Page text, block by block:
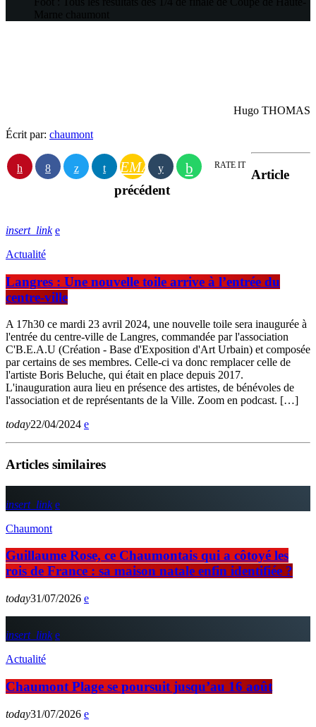
Marne chaumont
Hugo THOMAS
Écrit par: chaumont
EMAIL RATE IT
Article
précédent
insert_link
Actualité
Langres : Une nouvelle toile arrive à l’entrée du
centre-ville
A 17h30 ce mardi 23 avril 2024, une nouvelle toile sera inaugurée à
l'entrée du centre-ville de Langres, commandée par l'association
C'B.E.A.U (Création - Base d'Exposition d'Art Urbain) et composée
par certains de ses membres. Celle-ci va donc remplacer celle de
l'artiste Boris Beluche, qui était en place depuis 2017.
L'inauguration aura lieu en présence des artistes, de bénévoles de
l'association et de représentants de la Ville. Zoom en podcast. […]
today22/04/2024
Articles similaires
insert_link
Chaumont
Guillaume Rose, ce Chaumontais qui a côtoyé les
rois de France : sa maison natale enfin identifiée ?
today31/07/2026
insert_link
Actualité
Chaumont Plage se poursuit jusqu’au 16 août
today31/07/2026